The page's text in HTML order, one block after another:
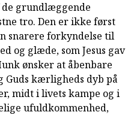
de grundlæggende
tro. Den er ikke først
snarere forkyndelse til
og glæde, som Jesus gav
ønsker at åbenbare
kærligheds dyb på
midt i livets kampe og i
ufuldkommenhed,